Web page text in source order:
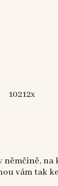
10212x
vám tak